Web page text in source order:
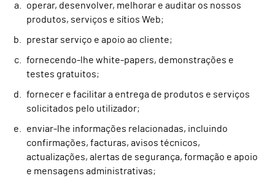
operar, desenvolver, melhorar e auditar os nossos
produtos, serviços e sítios Web;
prestar serviço e apoio ao cliente;
fornecendo-lhe white-papers, demonstrações e
testes gratuitos;
fornecer e facilitar a entrega de produtos e serviços
solicitados pelo utilizador;
enviar-lhe informações relacionadas, incluindo
confirmações, facturas, avisos técnicos,
actualizações, alertas de segurança, formação e apoio
e mensagens administrativas;